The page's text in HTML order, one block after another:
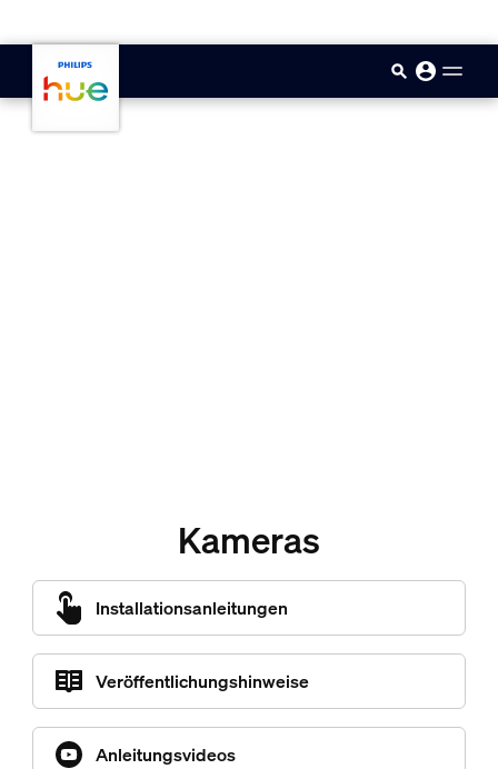
Kameras
Installationsanleitungen
Veröffentlichungshinweise
Anleitungsvideos